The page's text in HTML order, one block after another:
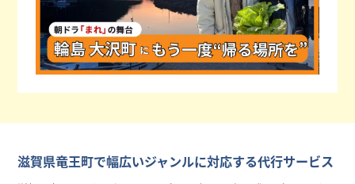
滋賀県竜王町で幅広いジャンルに対応する代行サービス